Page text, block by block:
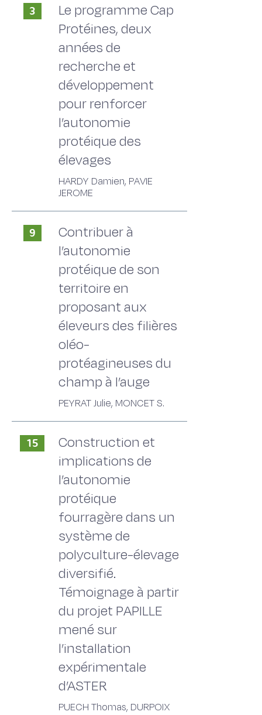
3
Le programme Cap
Protéines, deux
années de
recherche et
développement
pour renforcer
l’autonomie
protéique des
élevages
HARDY Damien, PAVIE
JEROME
9
Contribuer à
l’autonomie
protéique de son
territoire en
proposant aux
éleveurs des filières
oléo-
protéagineuses du
champ à l’auge
PEYRAT Julie, MONCET S.
15
Construction et
implications de
l’autonomie
protéique
fourragère dans un
système de
polyculture-élevage
diversifié.
Témoignage à partir
du projet PAPILLE
mené sur
l’installation
expérimentale
d’ASTER
PUECH Thomas, DURPOIX